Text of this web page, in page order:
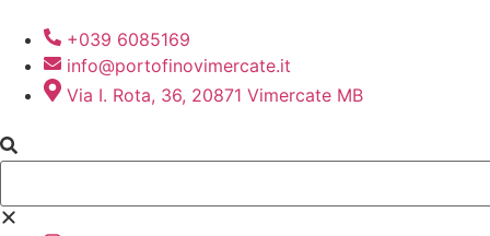
+039 6085169
info@portofinovimercate.it
Via I. Rota, 36, 20871 Vimercate MB